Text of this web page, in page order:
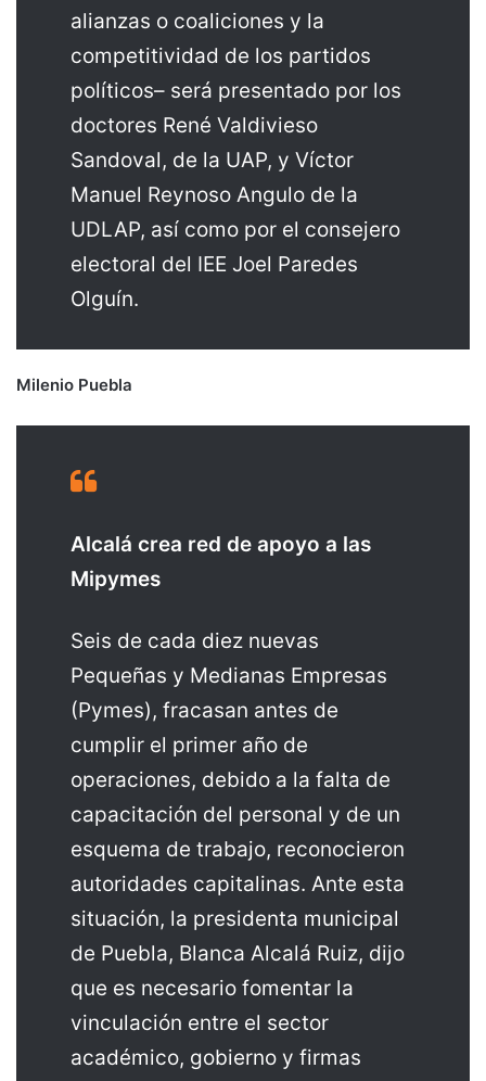
alianzas o coaliciones y la
competitividad de los partidos
políticos– será presentado por los
doctores René Valdivieso
Sandoval, de la UAP, y Víctor
Manuel Reynoso Angulo de la
UDLAP, así como por el consejero
electoral del IEE Joel Paredes
Olguín.
Milenio Puebla
Alcalá crea red de apoyo a las
Mipymes
Seis de cada diez nuevas
Pequeñas y Medianas Empresas
(Pymes), fracasan antes de
cumplir el primer año de
operaciones, debido a la falta de
capacitación del personal y de un
esquema de trabajo, reconocieron
autoridades capitalinas. Ante esta
situación, la presidenta municipal
de Puebla, Blanca Alcalá Ruiz, dijo
que es necesario fomentar la
vinculación entre el sector
académico, gobierno y firmas